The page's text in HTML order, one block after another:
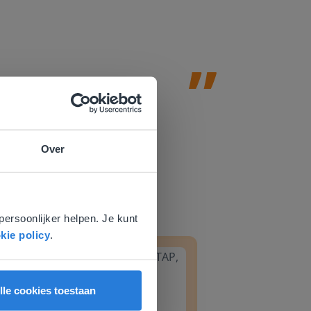
Over
helpen. Je kunt
policy.
cookies toestaan
Groep 6, Blok INSTAP, Week 2, Les 8